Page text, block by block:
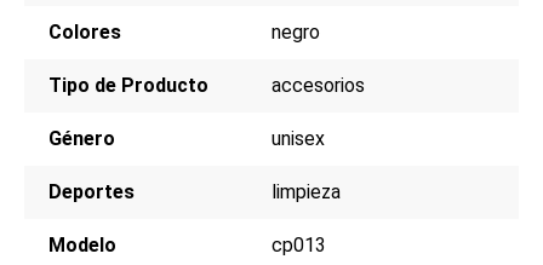
Colores negro
Tipo de Producto accesorios
Género unisex
Deportes limpieza
Modelo cp013